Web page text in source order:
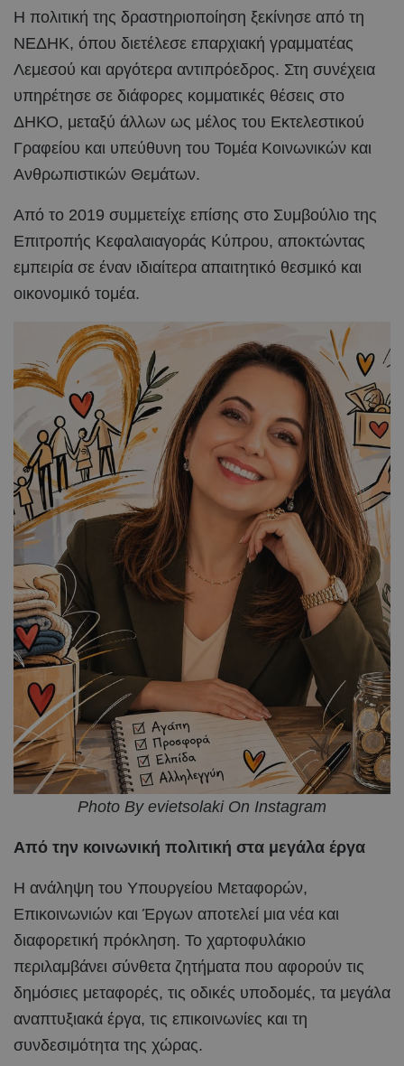
Η πολιτική της δραστηριοποίηση ξεκίνησε από τη
ΝΕΔΗΚ, όπου διετέλεσε επαρχιακή γραμματέας
Λεμεσού και αργότερα αντιπρόεδρος. Στη συνέχεια
υπηρέτησε σε διάφορες κομματικές θέσεις στο
ΔΗΚΟ, μεταξύ άλλων ως μέλος του Εκτελεστικού
Γραφείου και υπεύθυνη του Τομέα Κοινωνικών και
Ανθρωπιστικών Θεμάτων.
Από το 2019 συμμετείχε επίσης στο Συμβούλιο της
Επιτροπής Κεφαλαιαγοράς Κύπρου, αποκτώντας
εμπειρία σε έναν ιδιαίτερα απαιτητικό θεσμικό και
οικονομικό τομέα.
Photo By evietsolaki On Instagram
Από την κοινωνική πολιτική στα μεγάλα έργα
Η ανάληψη του Υπουργείου Μεταφορών,
Επικοινωνιών και Έργων αποτελεί μια νέα και
διαφορετική πρόκληση. Το χαρτοφυλάκιο
περιλαμβάνει σύνθετα ζητήματα που αφορούν τις
δημόσιες μεταφορές, τις οδικές υποδομές, τα μεγάλα
αναπτυξιακά έργα, τις επικοινωνίες και τη
συνδεσιμότητα της χώρας.